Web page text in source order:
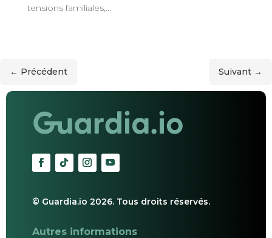
tensions familiales,...
Suivant →
← Précédent
© Guardia.io 2026. Tous droits réservés.
Autres informations